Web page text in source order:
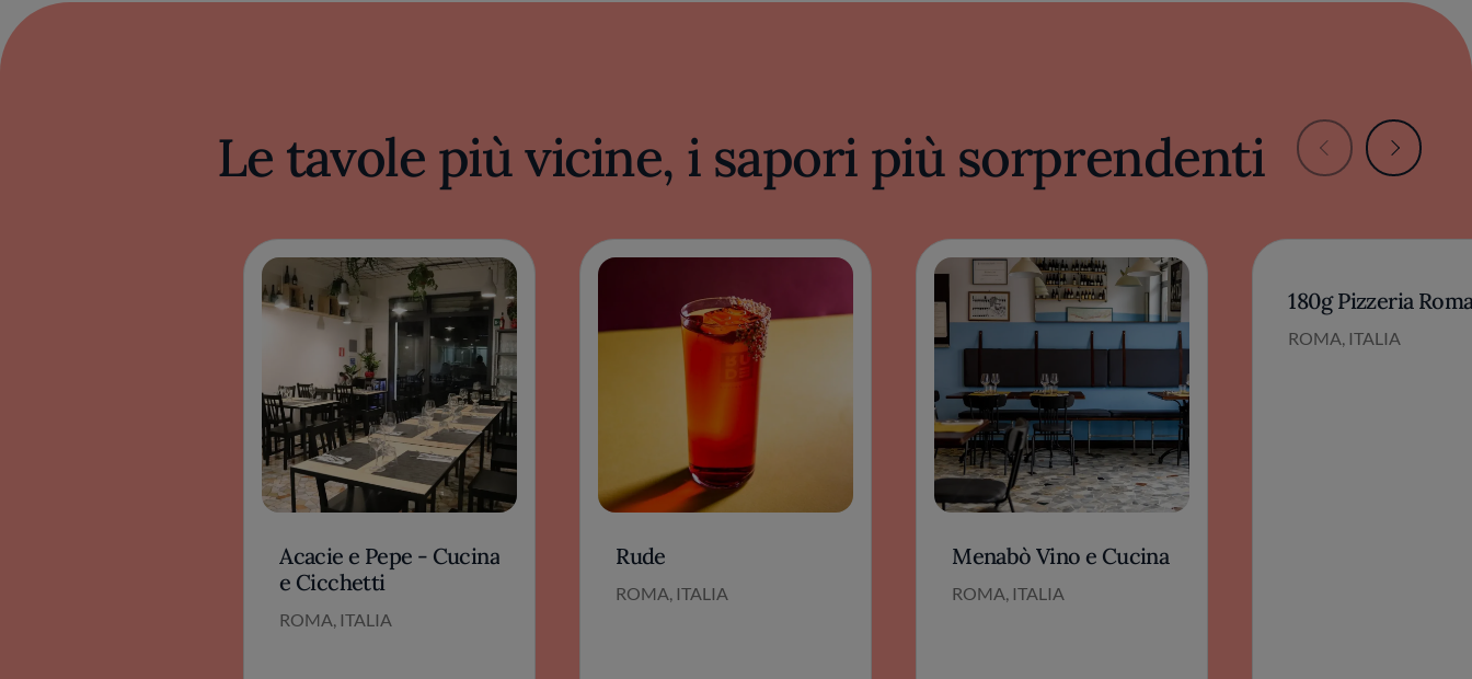
Le tavole più vicine, i sapori più sorprendenti
Acacie e Pepe - Cucina
e Cicchetti
ROMA, ITALIA
Rude
ROMA, ITALIA
Menabò Vino e Cucina
ROMA, ITALIA
180g Pizzeria
ROMA, ITALIA